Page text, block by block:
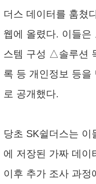
더스 데이터를 훔쳤
웹에 올렸다. 이들
스템 구성 △솔루션
록 등 개인정보 등을
로 공개했다.
당초 SK쉴더스는
에 저장된 가짜 데이
이후 추가 조사 과정